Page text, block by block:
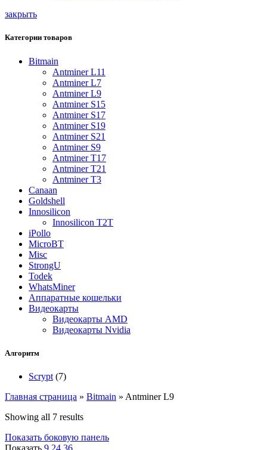
закрыть
Категории товаров
Bitmain
Antminer L11
Antminer L7
Antminer L9
Antminer S15
Antminer S17
Antminer S19
Antminer S21
Antminer S9
Antminer T17
Antminer T21
Antminer T3
Canaan
Goldshell
Innosilicon
Innosilicon T2T
iPollo
MicroBT
Misc
StrongU
Todek
WhatsMiner
Аппаратные кошельки
Видеокарты
Видеокарты AMD
Видеокарты Nvidia
Алгоритм
Scrypt (7)
Главная страница » Bitmain » Antminer L9
Showing all 7 results
Показать боковую панель
Показать 9 24 36